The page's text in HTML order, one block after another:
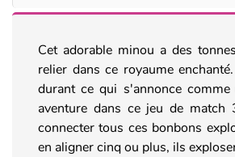
Cet adorable minou a des
relier dans ce royaume
durant ce qui s'annonce
aventure dans ce jeu de
connecter tous ces bonbons
en aligner cinq ou plus, ils